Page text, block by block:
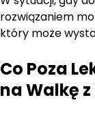
rozwiązaniem
który może
Co Poza
na Walkę